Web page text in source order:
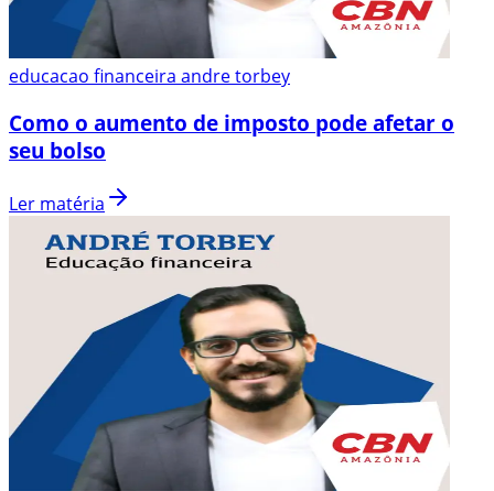
educacao financeira andre torbey
Como o aumento de imposto pode afetar o
seu bolso
Ler matéria